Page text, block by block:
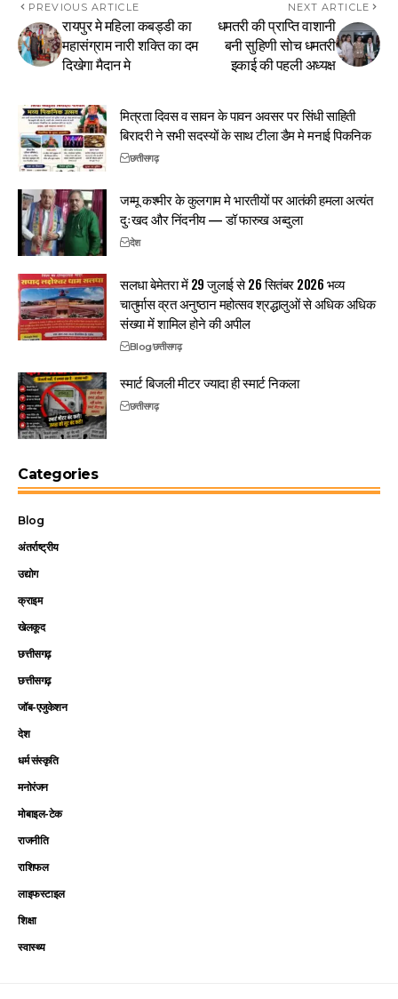
PREVIOUS ARTICLE
रायपुर मे महिला कबड्डी का
महासंग्राम नारी शक्ति का दम
दिखेगा मैदान मे
NEXT ARTICLE
धमतरी की प्राप्ति वाशानी
बनी सुहिणी सोच धमतरी
इकाई की पहली अध्यक्ष
मित्रता दिवस व सावन के पावन अवसर पर सिंधी साहिती
बिरादरी ने सभी सदस्यों के साथ टीला डैम मे मनाई पिकनिक
छत्तीसगढ़
जम्मू कश्मीर के कुलगाम मे भारतीयों पर आतंकी हमला अत्यंत
दुःखद और निंदनीय — डॉ फारुख अब्दुला
देश
सलधा बेमेतरा में 29 जुलाई से 26 सितंबर 2026 भव्य
चातुर्मास व्रत अनुष्ठान महोत्सव श्रद्धालुओं से अधिक अधिक
संख्या में शामिल होने की अपील
Blogछत्तीसगढ़
स्मार्ट बिजली मीटर ज्यादा ही स्मार्ट निकला
छत्तीसगढ़
Categories
Blog
अंतर्राष्ट्रीय
उद्योग
क्राइम
खेलकूद
छत्तीसगढ़
छत्तीसगढ़
जॉब-एजुकेशन
देश
धर्म संस्कृति
मनोरंजन
मोबाइल-टेक
राजनीति
राशिफल
लाइफस्टाइल
शिक्षा
स्वास्थ्य